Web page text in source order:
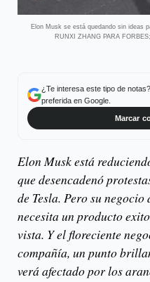
Elon Musk se está quedando sin ideas
RUNXI ZHANG PARA
¿Te interesa este tipo de
preferida en Google.
Marcar
Elon Musk está
que desencadenó
de Tesla. Pero su
necesita un producto
vista. Y el floreciente
compañía, un punto
verá afectado por los